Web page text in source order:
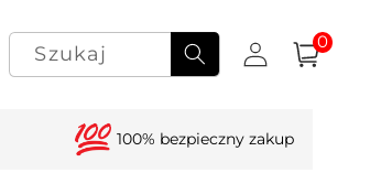
Szukaj
Zaloguj
się
Koszyk
0
pozycje(-
100% bezpieczny zakup